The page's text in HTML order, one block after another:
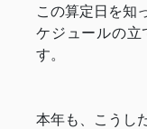
この算定日を知
ケジュールの立
す。
本年も、こうし